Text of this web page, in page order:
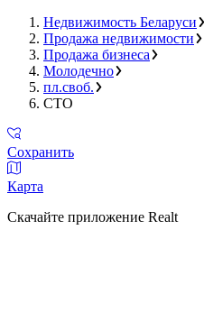
Недвижимость Беларуси
Продажа недвижимости
Продажа бизнеса
Молодечно
пл.своб.
СТО
Сохранить
Карта
Скачайте приложение Realt